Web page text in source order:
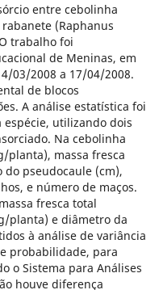
entre cebolinha
(Raphanus
trabalho foi
de Meninas, em
03/2008 a 17/04/2008.
de blocos
A análise estatística foi
utilizando dois
Na cebolinha
planta), massa fresca
pseudocaule (cm),
e número de maços.
fresca total
planta) e diâmetro da
à análise de variância
probabilidade, para
o Sistema para Análises
houve diferença